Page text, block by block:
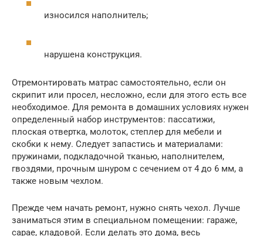
износился наполнитель;
нарушена конструкция.
Отремонтировать матрас самостоятельно, если он
скрипит или просел, несложно, если для этого есть все
необходимое. Для ремонта в домашних условиях нужен
определенный набор инструментов: пассатижи,
плоская отвертка, молоток, степлер для мебели и
скобки к нему. Следует запастись и материалами:
пружинами, подкладочной тканью, наполнителем,
гвоздями, прочным шнуром с сечением от 4 до 6 мм, а
также новым чехлом.
Прежде чем начать ремонт, нужно снять чехол. Лучше
заниматься этим в специальном помещении: гараже,
сарае, кладовой. Если делать это дома, весь